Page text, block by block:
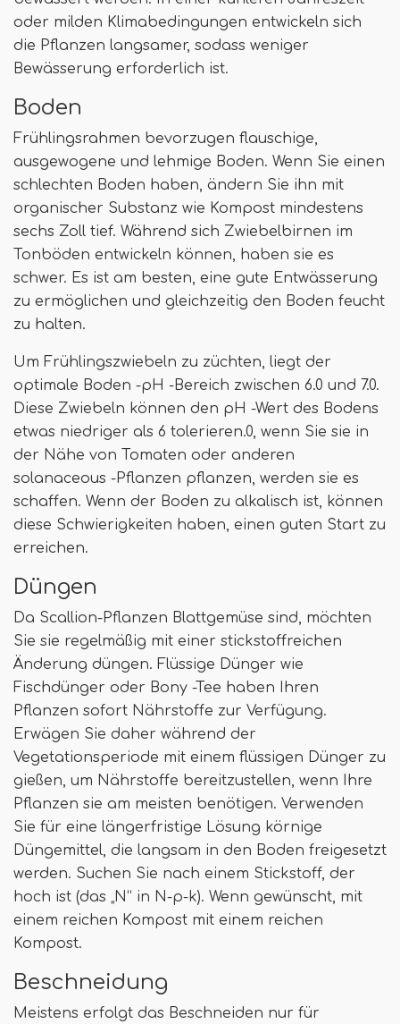
oder milden Klimabedingungen entwickeln sich
die Pflanzen langsamer, sodass weniger
Bewässerung erforderlich ist.
Boden
Frühlingsrahmen bevorzugen flauschige,
ausgewogene und lehmige Boden. Wenn Sie einen
schlechten Boden haben, ändern Sie ihn mit
organischer Substanz wie Kompost mindestens
sechs Zoll tief. Während sich Zwiebelbirnen im
Tonböden entwickeln können, haben sie es
schwer. Es ist am besten, eine gute Entwässerung
zu ermöglichen und gleichzeitig den Boden feucht
zu halten.
Um Frühlingszwiebeln zu züchten, liegt der
optimale Boden -pH -Bereich zwischen 6.0 und 7.0.
Diese Zwiebeln können den pH -Wert des Bodens
etwas niedriger als 6 tolerieren.0, wenn Sie sie in
der Nähe von Tomaten oder anderen
solanaceous -Pflanzen pflanzen, werden sie es
schaffen. Wenn der Boden zu alkalisch ist, können
diese Schwierigkeiten haben, einen guten Start zu
erreichen.
Düngen
Da Scallion-Pflanzen Blattgemüse sind, möchten
Sie sie regelmäßig mit einer stickstoffreichen
Änderung düngen. Flüssige Dünger wie
Fischdünger oder Bony -Tee haben Ihren
Pflanzen sofort Nährstoffe zur Verfügung.
Erwägen Sie daher während der
Vegetationsperiode mit einem flüssigen Dünger zu
gießen, um Nährstoffe bereitzustellen, wenn Ihre
Pflanzen sie am meisten benötigen. Verwenden
Sie für eine längerfristige Lösung körnige
Düngemittel, die langsam in den Boden freigesetzt
werden. Suchen Sie nach einem Stickstoff, der
hoch ist (das „N“ in N-p-k). Wenn gewünscht, mit
einem reichen Kompost mit einem reichen
Kompost.
Beschneidung
Meistens erfolgt das Beschneiden nur für